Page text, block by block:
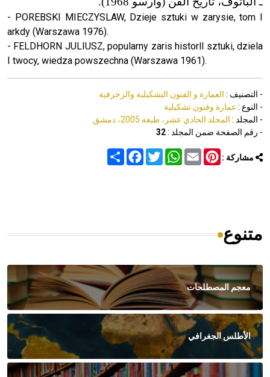
- POREBSKI MIECZYSLAW, Dzieje sztuki w zarysie, tom I
arkdy (Warszawa 1976).
- FELDHORN JULIUSZ, popularny zaris historll sztuki, dziela
I twocy, wiedza powszechna (Warszawa 1961).
- التصنيف : العمارة و الفنون التشكيلية والزخرفية
- النوع : عمارة وفنون تشكيلية
- المجلد : المجلد الحادي عشر، طبعة 2005، دمشق
- رقم الصفحة ضمن المجلد :32
مشاركة : Share
FacebookTwitter
WhatsAppEmail
Pinterest
متنوع
معجم المصطلحات
الأطلس الجغرافي